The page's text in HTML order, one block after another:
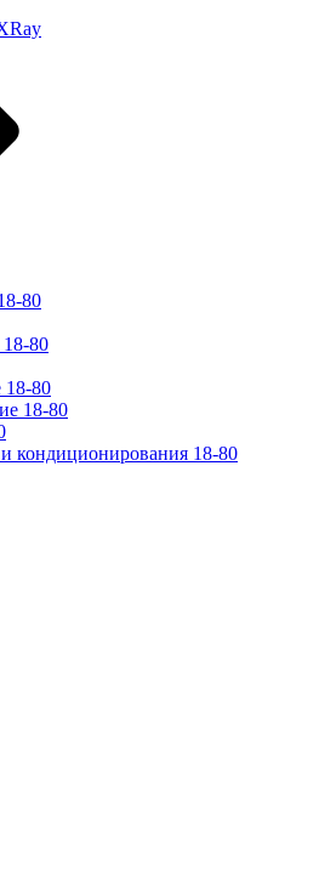
80
80
18-80
18-80
кондиционирования 18-80